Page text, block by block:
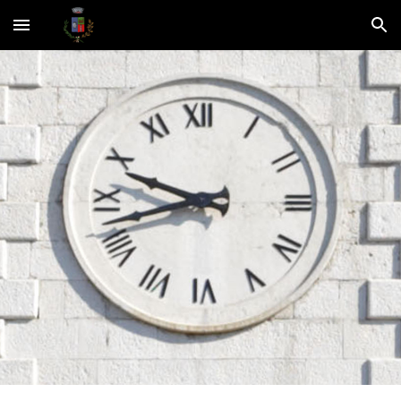
Skip to main content Skip to navigation